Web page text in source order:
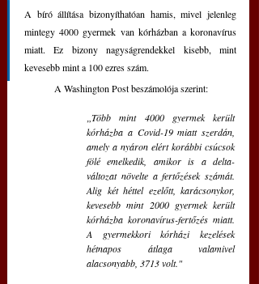
A bíró állítása bizonyíthatóan hamis, mivel jelenleg
mintegy 4000 gyermek van kórházban a koronavírus
miatt. Ez bizony nagyságrendekkel kisebb, mint
kevesebb mint a 100 ezres szám.
A Washington Post beszámolója szerint:
„Több mint 4000 gyermek került
kórházba a Covid-19 miatt szerdán,
amely a nyáron elért korábbi csúcsok
fölé emelkedik, amikor is a delta-
változat növelte a fertőzések számát.
Alig két héttel ezelőtt, karácsonykor,
kevesebb mint 2000 gyermek került
kórházba koronavírus-fertőzés miatt.
A gyermekkori kórházi kezelések
hétnapos átlaga valamivel
alacsonyabb, 3713 volt."